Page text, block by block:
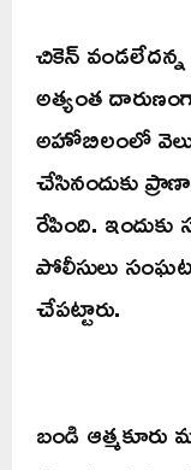
చికెన్
అత్యంత
అహోబిలంలో
చేసినందుకు
రేపింది.
పోలీసులు
చేపట్టారు.
బండి